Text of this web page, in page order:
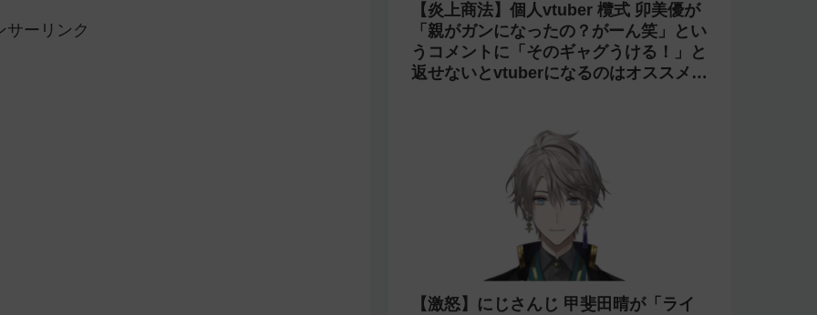
サーリンク
【炎上商法】個人vtuber 欖式 卯美優が
「親がガンになったの？がーん笑」とい
うコメントに「そのギャグうける！」と
返せないとvtuberになるのはオススメし
【激怒】にじさんじ 甲斐田晴が「ライ